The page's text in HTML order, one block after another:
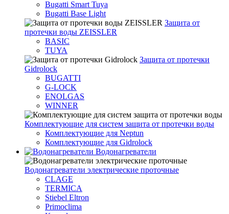
Bugatti Smart Tuya
Bugatti Base Light
Защита от
протечки воды ZEISSLER
BASIC
TUYA
Защита от протечки
Gidrolock
BUGATTI
G-LOCK
ENOLGAS
WINNER
Комплектующие для систем защита от протечки воды
Комплектующие для Neptun
Комплектующие для Gidrolock
Водонагреватели
Водонагреватeли электрические проточные
CLAGE
TERMICA
Stiebel Eltron
Primoclima